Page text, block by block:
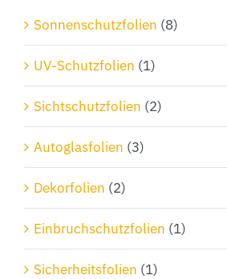
Produktseite
gewählt
werden
Sonnenschutzfolien (8)
UV-Schutzfolien (1)
Sichtschutzfolien (2)
Autoglasfolien (3)
Dekorfolien (2)
Einbruchschutzfolien (1)
Sicherheitsfolien (1)